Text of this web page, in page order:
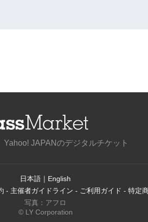
JAPANのデジタルチケット
日本語 ｜ English
- 主催者ガイドライン - ご利用ガイド - 特定
写真：アフロ
© LY Corporation